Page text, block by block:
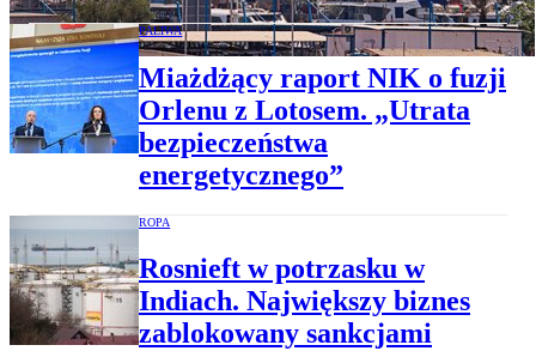
PALIWA
Miażdżący raport NIK o fuzji
Orlenu z Lotosem. „Utrata
bezpieczeństwa
energetycznego”
ROPA
Rosnieft w potrzasku w
Indiach. Największy biznes
zablokowany sankcjami